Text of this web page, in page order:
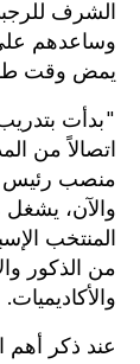
الشرف
وساعدهم
يمض وقت
اتصالاً من
المنتخب
والأكاديميات.
عند ذكر أهم